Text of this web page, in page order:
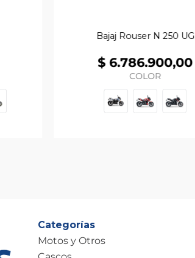
Bajaj Rouser N 250 UG
$ 6.786.900,00
COLOR
Categorías
Motos y Otros